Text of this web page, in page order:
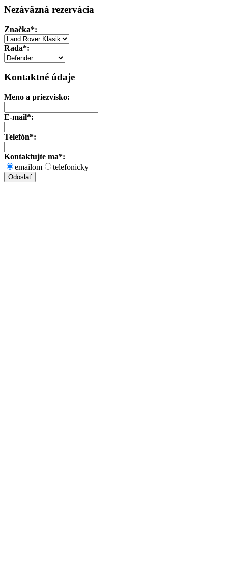
Nezáväzná rezervácia
Značka*:
Rada*:
Kontaktné údaje
Meno a priezvisko:
E-mail*:
Telefón*:
Kontaktujte ma*:
emailom
telefonicky